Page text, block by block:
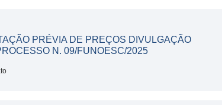
PRÉVIA DE PREÇOS DIVULGAÇÃO
N. 09/FUNOESC/2025